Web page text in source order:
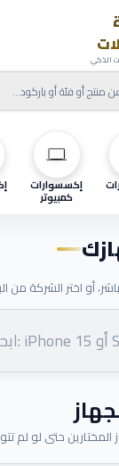
الذكي
إكسسوارات
كمبيوتر
أو اختر الشركة من
المختارين حتى لو لم